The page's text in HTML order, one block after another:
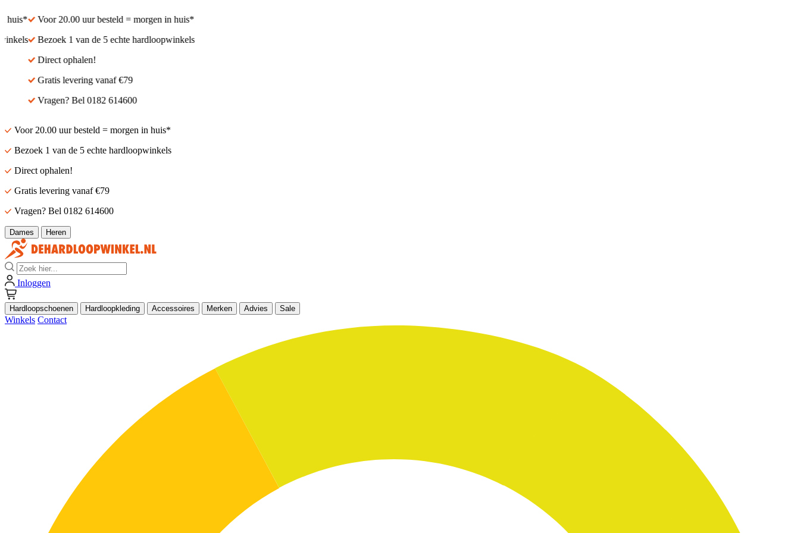
huis*
Voor 20.00 uur besteld = morgen in huis*
Bezoek 1 van de 5 echte hardloopwinkels
Direct ophalen!
Gratis levering vanaf €79
Vragen? Bel 0182 614600
Voor 20.00 uur besteld = morgen in huis*
Bezoek 1 van de 5 echte hardloopwinkels
Direct ophalen!
Gratis levering vanaf €79
Vragen? Bel 0182 614600
Dames Heren
Zoek
Inloggen
Hardloopschoenen Hardloopkleding Accessoires Merken Advies Sale
Winkels Contact